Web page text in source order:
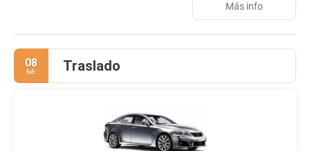
Sumérgete en una de las 2 piscinas cubiertas o disfruta de las
Encontrarás además conexión a Internet wifi gratis, una zona
recreativa o sala de juegos y una televisión en la zona común.
Te sentirás como en tu propia casa en cualquiera de las 167
Además, podrás disfrutar de canales por cable. Entre las
comodidades, se incluyen caja fuerte, escritorio y teléfono.
Más info
08
feb Traslado